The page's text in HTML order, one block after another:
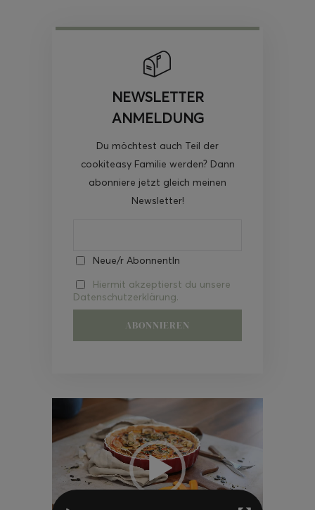
NEWSLETTER
ANMELDUNG
Du möchtest auch Teil der
cookiteasy Familie werden? Dann
abonniere jetzt gleich meinen
Newsletter!
Neue/r AbonnentIn
Hiermit akzeptierst du unsere
Datenschutzerklärung.
Video-